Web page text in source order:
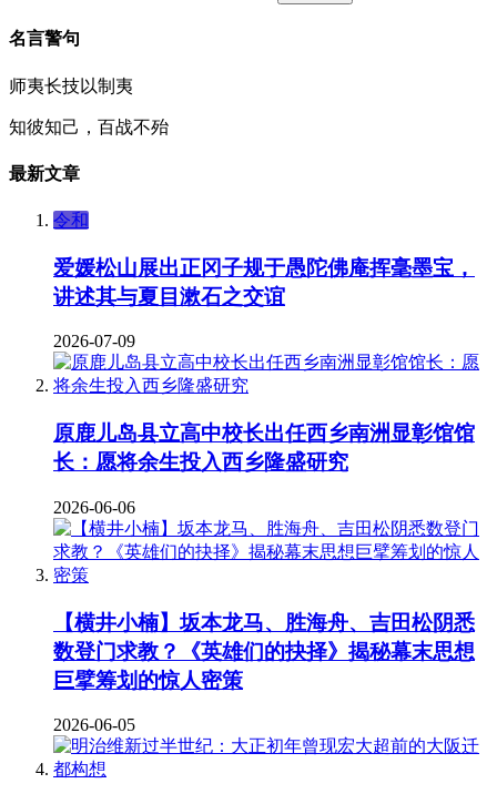
名言警句
师夷长技以制夷
知彼知己，百战不殆
最新文章
令和
爱媛松山展出正冈子规于愚陀佛庵挥毫墨宝，
讲述其与夏目漱石之交谊
2026-07-09
原鹿儿岛县立高中校长出任西乡南洲显彰馆馆
长：愿将余生投入西乡隆盛研究
2026-06-06
【横井小楠】坂本龙马、胜海舟、吉田松阴悉
数登门求教？《英雄们的抉择》揭秘幕末思想
巨擘筹划的惊人密策
2026-06-05